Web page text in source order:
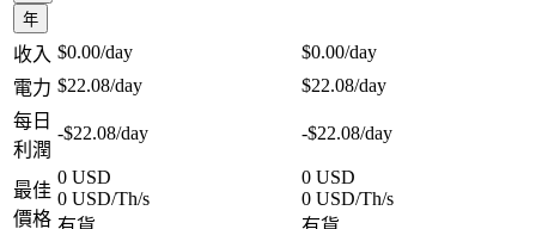
年
收入 $0.00/day $0.00/day
電力 $22.08/day $22.08/day
每日
利潤
-$22.08/day -$22.08/day
最佳
價格
0 USD
0 USD/Th/s
0 USD
0 USD/Th/s